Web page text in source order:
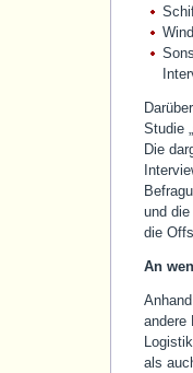
Studie
Die
und
die
An
andere
als